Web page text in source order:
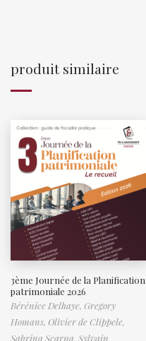
produit similaire
3ème Journée de la Planification
patrimoniale 2026
Bérénice Delhaye, Gregory
Homans, Olivier de Clippele,
Sabrina Scarna, Sylvain